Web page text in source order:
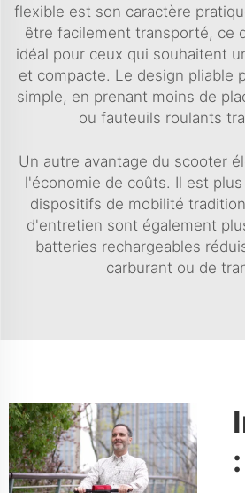
flexible est son caractère
être facilement transporté, ce
idéal pour ceux qui souhaitent
et compacte. Le design pliable
simple, en prenant moins de
ou fauteuils roulants
Un autre avantage du scooter
l'économie de coûts. Il est
dispositifs de mobilité
d'entretien sont également
batteries rechargeables
carburant ou de
: